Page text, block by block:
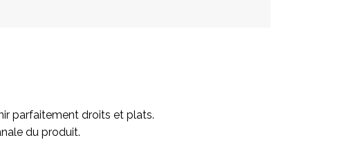
parfaitement droits et plats.
du produit.